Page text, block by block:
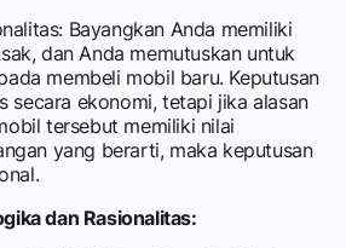
Bayangkan Anda memiliki
dan Anda memutuskan untuk
membeli mobil baru. Keputusan
secara ekonomi, tetapi jika alasan
tersebut memiliki nilai
yang berarti, maka keputusan
dan Rasionalitas: